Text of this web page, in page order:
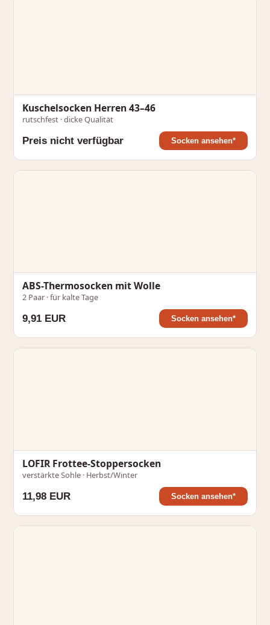
Kuschelsocken Herren 43–46
rutschfest · dicke Qualität
Preis nicht verfügbar Socken ansehen*
ABS-Thermosocken mit Wolle
2 Paar · für kalte Tage
9,91 EUR Socken ansehen*
LOFIR Frottee-Stoppersocken
verstärkte Sohle · Herbst/Winter
11,98 EUR Socken ansehen*